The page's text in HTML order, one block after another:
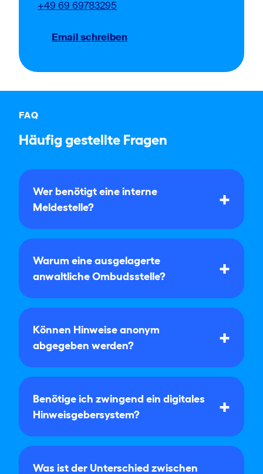
+49 69 69783295
Email schreiben
FAQ
Häufig gestellte Fragen
Wer benötigt eine interne
Meldestelle?
Warum eine ausgelagerte
anwaltliche Ombudsstelle?
Können Hinweise anonym
abgegeben werden?
Benötige ich zwingend ein digitales
Hinweisgebersystem?
Was ist der Unterschied zwischen